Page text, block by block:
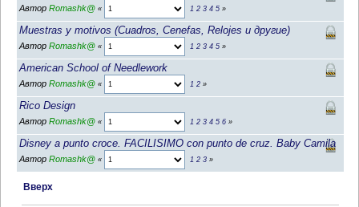
Автор Romashk@ « 1 2 3 4 5»
Muestras y motivos (Cuadros, Cenefas, Relojes и другие)
Автор Romashk@ « 1 2 3 4 5»
American School of Needlework
Автор Romashk@ « 1 2»
Rico Design
Автор Romashk@ « 1 2 3 4 5 6»
Disney a punto croce. FACILISIMO con punto de cruz. Baby Camila
Автор Romashk@ « 1 2 3»
Вверх